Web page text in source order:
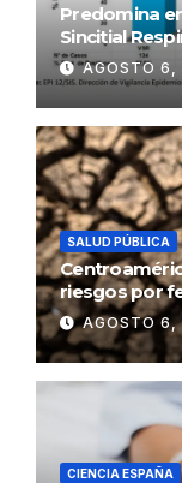
Predomina
Sincitial
AGOSTO 6,
SALUD PÚBLICA
riesgos por
AGOSTO
CIENCIA ESPAÑA